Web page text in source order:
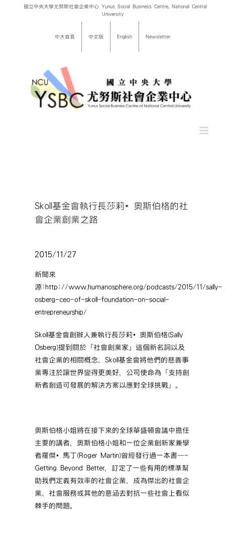
國立中央大學尤努斯社會企業中心 Yunus Social Business Centre, National Central
University
中大首頁 中文版 English Newsletter
Skoll基金會執行長莎莉‧奧斯伯格的社
會企業創業之路
2015/11/27
新聞來
源:http://www.humanosphere.org/podcasts/2015/11/sally-
osberg-ceo-of-skoll-foundation-on-social-
entrepreneurship/
Skoll基金會創辦人兼執行長莎莉‧奧斯伯格(Sally
Osberg)提到關於「社會創業家」這個新名詞以及
社會企業的相關概念，Skoll基金會將他們的慈善事
業專注於讓世界變得更美好，公司使命為「支持創
新者創造可發展的解決方案以應對全球挑戰」。
奧斯伯格小姐將在接下來的全球華盛頓會議中擔任
主要的講者，奧斯伯格小姐和一位企業創新家兼學
者羅傑‧馬丁(Roger Martin)曾經發行過一本書—-
Getting Beyond Better，訂定了一些有用的標準幫
助我們定義有效率的社會企業，成為傑出的社會企
業、社會服務或其他的意涵去對抗一些社會上看似
棘手的問題。